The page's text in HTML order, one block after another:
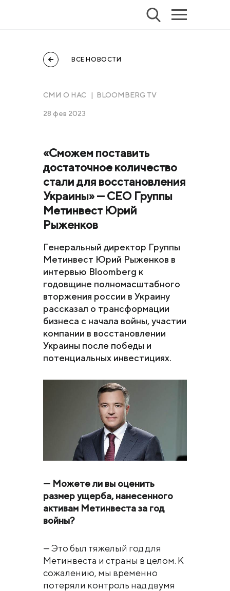
ВСЕ НОВОСТИ
СМИ О НАС | BLOOMBERG TV
28 фев 2023
«Сможем поставить
достаточное количество
стали для восстановления
Украины» — СЕО Группы
Метинвест Юрий
Рыженков
Генеральный директор Группы
Метинвест Юрий Рыженков в
интервью Bloomberg к
годовщине полномасштабного
вторжения россии в Украину
рассказал о трансформации
бизнеса с начала войны, участии
компании в восстановлении
Украины после победы и
потенциальных инвестициях.
— Можете ли вы оценить
размер ущерба, нанесенного
активам Метинвеста за год
войны?
— Это был тяжелый год для
Метинвеста и страны в целом. К
сожалению, мы временно
потеряли контроль над двумя